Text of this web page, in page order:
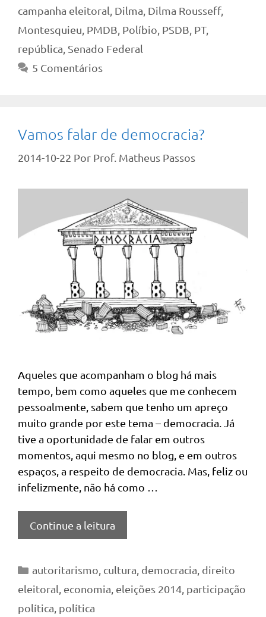
campanha eleitoral Dilma Dilma Rousseff,
Montesquieu PMDB Políbio PSDB PT,
república Senado Federal
5 Comentários
Vamos falar de democracia?
2014-10-22 Por Prof. Matheus Passos
Aqueles que acompanham o blog há mais
tempo, bem como aqueles que me conhecem
pessoalmente, sabem que tenho um apreço
muito grande por este tema – democracia. Já
tive a oportunidade de falar em outros
momentos, aqui mesmo no blog, e em outros
espaços, a respeito de democracia. Mas, feliz ou
infelizmente, não há como …
Continue a leitura
Categorias
autoritarismo cultura democracia direito
eleitoral economia eleições 2014 participação
política política